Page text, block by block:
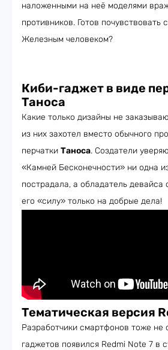
наложенными на неё моделями
противников. Готов почувствовать
Железным человеком?
Киби-гаджет в виде
Таноса
Какие только дизайны не
из них захотел вместо обычного
перчатки Таноса. Создатели
«Камней Бесконечности» ни одна
пострадала, а обладатель девайса
его «силу» только на добрые дела!
Тематическая версия
Разработчики смартфонов тоже не
гаджетов появился Redmi Note 7 в